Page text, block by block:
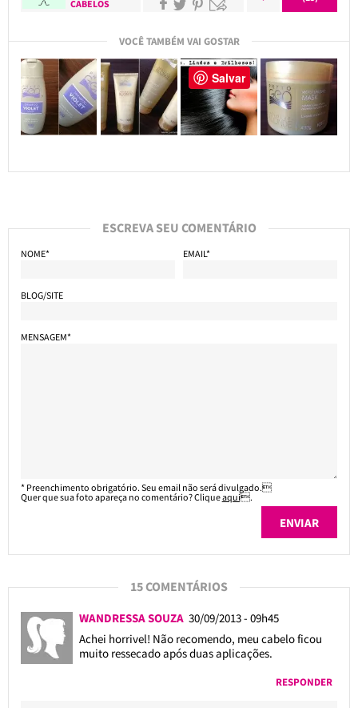
CABELOS
VOCÊ TAMBÉM VAI GOSTAR
ESCREVA SEU COMENTÁRIO
NOME* EMAIL*
BLOG/SITE
MENSAGEM*
* Preenchimento obrigatório. Seu email não será divulgado.
Quer que sua foto apareça no comentário? Cliqueaqui.
15 COMENTÁRIOS
WANDRESSA SOUZA 30/09/2013 - 09h45
Achei horrivel! Não recomendo, meu cabelo ficou
muito ressecado após duas aplicações.
RESPONDER
Salvar